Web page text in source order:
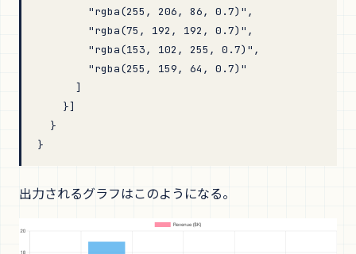
        "rgba(255, 206, 86, 0.7)"
,
        "rgba(75, 192, 192, 0.7)"
,
        "rgba(153, 102, 255, 0.7)"
,
        "rgba(255, 159, 64, 0.7)"
      ]
    }]
  }
}
出力されるグラフはこのようになる。